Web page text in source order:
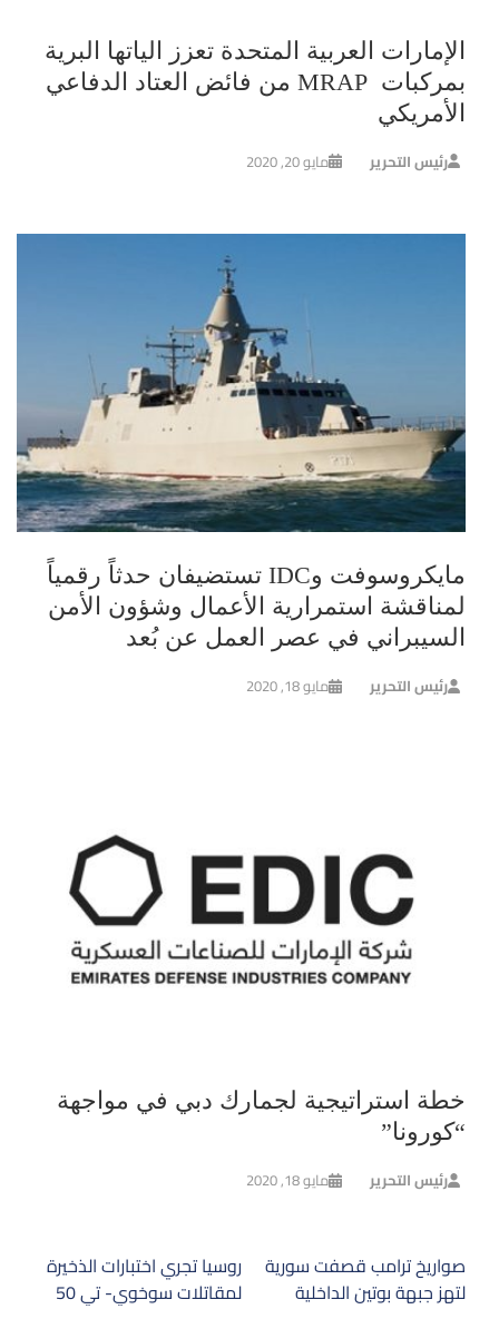
الإمارات العربية المتحدة تعزز الياتها البرية
بمركبات MRAP من فائض العتاد الدفاعي
الأمريكي
رئيس التحرير مايو 20, 2020
مايكروسوفت وIDC تستضيفان حدثاً رقمياً
لمناقشة استمرارية الأعمال وشؤون الأمن
السيبراني في عصر العمل عن بُعد
رئيس التحرير مايو 18, 2020
خطة استراتيجية لجمارك دبي في مواجهة
“كورونا”
رئيس التحرير مايو 18, 2020
تصفّح
المقالات
روسيا تجري اختبارات الذخيرة
لمقاتلات سوخوي- تي 50
صواريخ ترامب قصفت سورية
لتهز جبهة بوتين الداخلية